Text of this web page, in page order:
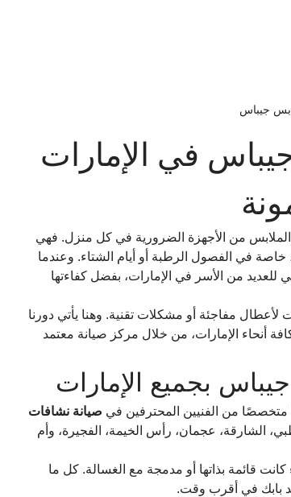
جيباس
في الإمارات
من الأجهزة الضرورية في كل منزل. فهي
في الفصول الرطبة أو أيام الشتاء. وعندما
للعديد من الأسر في الإمارات، بفضل كفاءتها
مفاجئة أو مشكلات تقنية. وهنا يأتي دورنا
أنحاء الإمارات، من خلال مركز صيانة معتمد
بجميع الإمارات
متخصصًا من الفنيين المحترفين في صيانة نشافات
الشارقة، عجمان، رأس الخيمة، الفجيرة، وأم
قائمة بذاتها أو مدمجة مع الغسالة. كل ما
بابك في أقرب وقت.